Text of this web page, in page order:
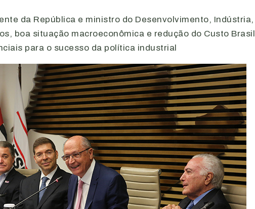
da República e ministro do Desenvolvimento, Indústria,
boa situação macroeconômica e redução do Custo Brasil
para o sucesso da política industrial